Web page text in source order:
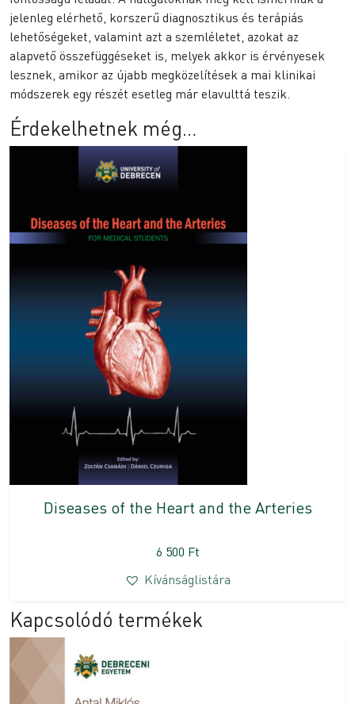
jelenleg elérhető, korszerű diagnosztikus és terápiás
lehetőségeket, valamint azt a szemléletet, azokat az
alapvető összefüggéseket is, melyek akkor is érvényesek
lesznek, amikor az újabb megközelítések a mai klinikai
módszerek egy részét esetleg már elavulttá teszik.
Érdekelhetnek még…
Diseases of the Heart and the Arteries
6 500 Ft
Kívánságlistára
Kapcsolódó termékek